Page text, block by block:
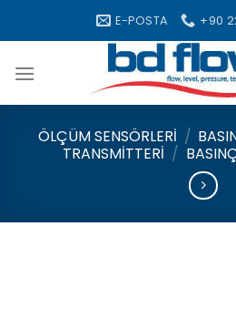
E-POSTA +90
ÖLÇÜM SENSÖRLERI /
TRANSMITTERI /